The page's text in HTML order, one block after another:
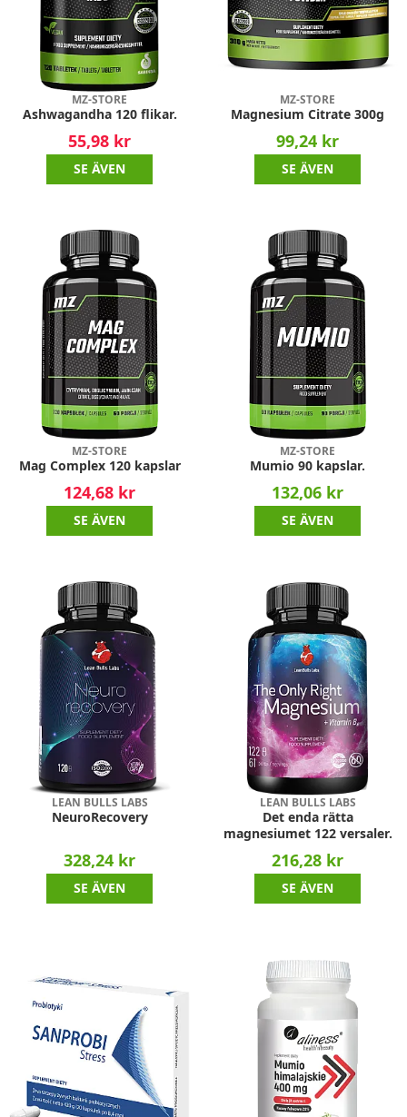
MZ-STORE
Ashwagandha 120 flikar.
55,98 kr
SE ÄVEN
MZ-STORE
Magnesium Citrate 300g
99,24 kr
SE ÄVEN
MZ-STORE
Mag Complex 120 kapslar
124,68 kr
SE ÄVEN
MZ-STORE
Mumio 90 kapslar.
132,06 kr
SE ÄVEN
LEAN BULLS LABS
NeuroRecovery
328,24 kr
SE ÄVEN
LEAN BULLS LABS
Det enda rätta
magnesiumet 122 versaler.
216,28 kr
SE ÄVEN